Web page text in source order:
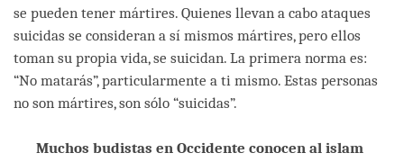
se pueden tener mártires. Quienes llevan a cabo ataques
suicidas se consideran a sí mismos mártires, pero ellos
toman su propia vida, se suicidan. La primera norma es:
“No matarás”, particularmente a ti mismo. Estas personas
no son mártires, son sólo “suicidas”.
Muchos budistas en Occidente conocen al islam